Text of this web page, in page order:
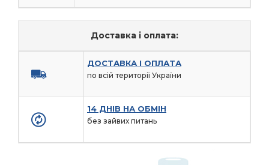
Доставка і оплата:
ДОСТАВКА І ОПЛАТА
по всій території України
14 ДНІВ НА ОБМІН
без зайвих питань